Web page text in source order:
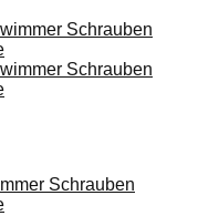
Schrauben